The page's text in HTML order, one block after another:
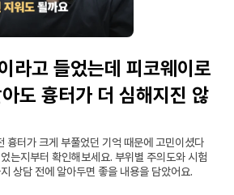
라고 들었는데 피코웨이로
도 흉터가 더 심해지진 않
흉터가 크게 부풀었던 기억 때문에 고민이셨다
는지부터 확인해보세요. 부위별 주의도와 시험
상담 전에 알아두면 좋을 내용을 담았어요.